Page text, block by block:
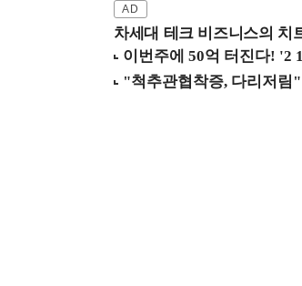
차세대 테크 비즈니스의 치